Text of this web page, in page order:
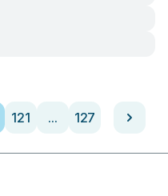
121 ... 127